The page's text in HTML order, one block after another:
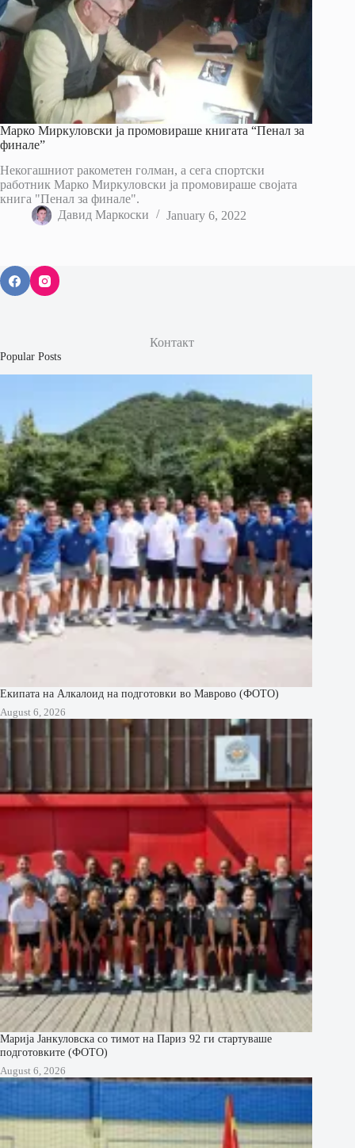
Марко Миркуловски ја промовираше книгата “Пенал за
финале”
Некогашниот ракометен голман, а сега спортски
работник Марко Миркуловски ја промовираше својата
книга "Пенал за финале".
Давид Маркоски
January 6, 2022
Контакт
Popular Posts
Екипата на Алкалоид на подготовки во Маврово (ФОТО)
August 6, 2026
Марија Јанкуловска со тимот на Париз 92 ги стартуваше
подготовките (ФОТО)
August 6, 2026